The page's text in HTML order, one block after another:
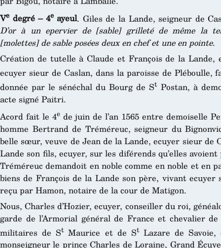
Ve degré – 4eayeul. Giles de la Lande, seigneur de
D’or à un epervier de [sable] grilleté de même la
[molettes] de sable posées deux en chef et une en pointe.
Création de tutelle à Claude et François de la Lande,
ecuyer sieur de Caslan, dans la paroisse de Pléboulle,
donnée par le sénéchal du Bourg de StPostan, à
acte signé Paitri.
Acord fait le 4ede juin de l’an 1565 entre demoiselle
homme Bertrand de Tréméreuc, seigneur du
belle sœur, veuve de Jean de la Lande, ecuyer sieur de
Lande son fils, ecuyer, sur les diférends qu’elles
Tréméreuc demandoit en noble comme en noble et en
biens de François de la Lande son père, vivant
reçu par Hamon, notaire de la cour de Matigon.
Nous, Charles d’Hozier, ecuyer, conseiller du roi,
garde de l’Armorial général de France et chevalier
militaires de StMaurice et de StLazare de
monseigneur le prince Charles de Loraine, Grand